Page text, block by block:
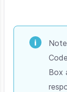
Box